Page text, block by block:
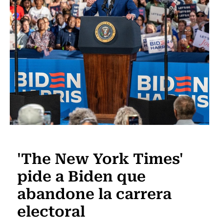
'The New York Times'
pide a Biden que
abandone la carrera
electoral